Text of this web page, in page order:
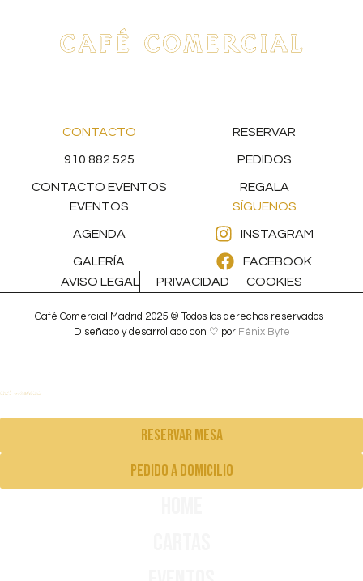
CONTACTO
910 882 525
CONTACTO EVENTOS
RESERVAR
PEDIDOS
REGALA
EVENTOS
AGENDA
GALERÍA
SÍGUENOS
INSTAGRAM
FACEBOOK
AVISO LEGAL
PRIVACIDAD COOKIES
Café Comercial Madrid 2025 © Todos los derechos reservados |
Diseñado y desarrollado con ♡ por Fénix Byte
Reservar mesa
pedido a domicilio